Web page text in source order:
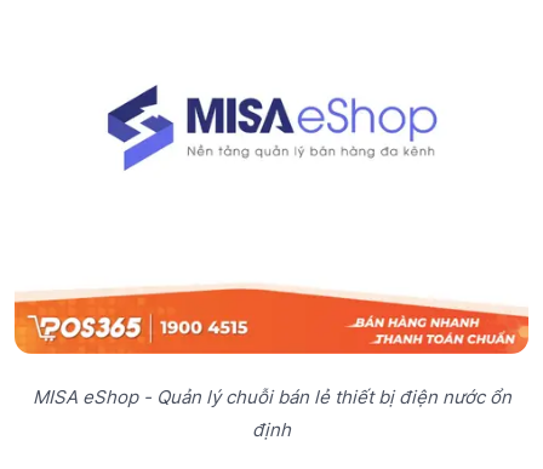
MISA eShop - Quản lý chuỗi bán lẻ thiết bị điện nước ổn
định